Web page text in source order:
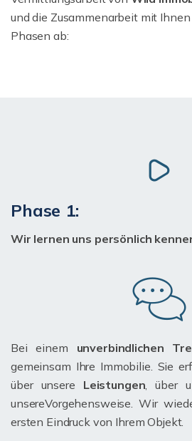
und die Zusammenarbeit mit
Phasen ab:
Phase 1:
Wir lernen uns persönlich
Bei einem unverbindlichen
gemeinsam Ihre Immobilie. Sie
über unsere Leistungen, über
unsereVorgehensweise. Wir
ersten Eindruck von Ihrem Objekt.